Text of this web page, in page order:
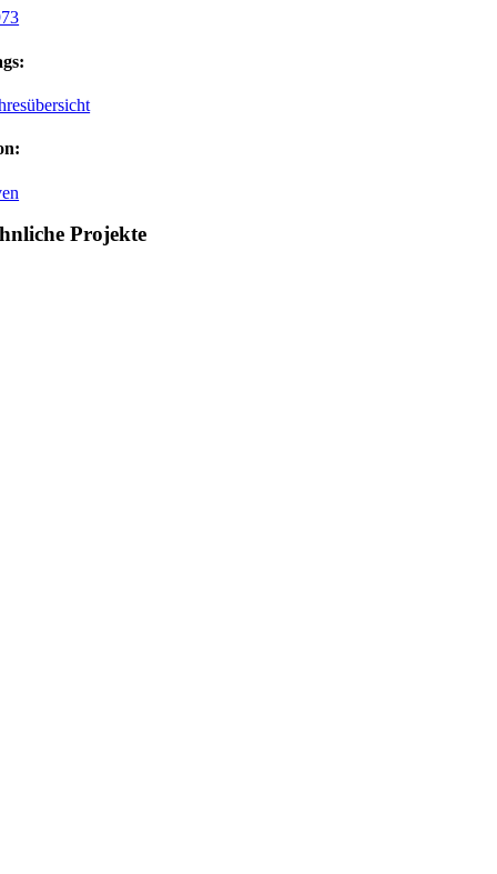
Projekte